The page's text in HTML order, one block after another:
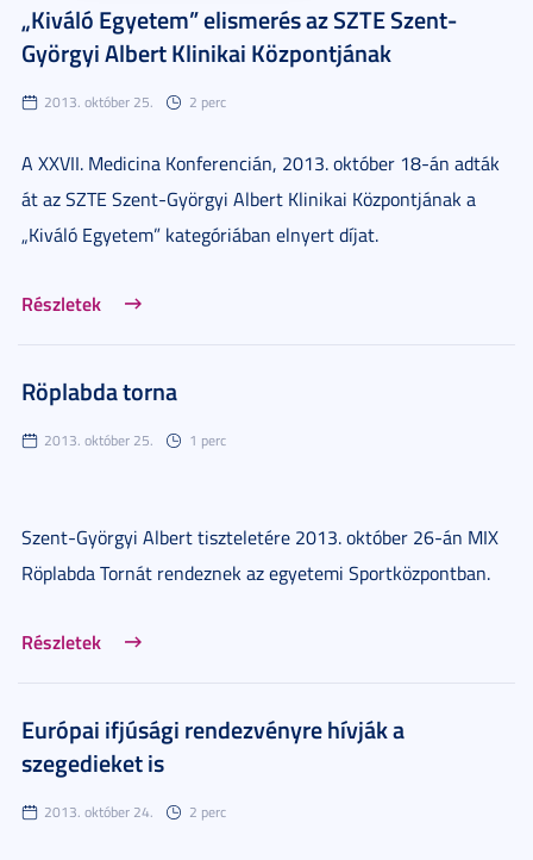
„Kiváló Egyetem” elismerés az SZTE Szent-
Györgyi Albert Klinikai Központjának
2013. október 25. 2 perc
A XXVII. Medicina Konferencián, 2013. október 18-án adták
át az SZTE Szent-Györgyi Albert Klinikai Központjának a
„Kiváló Egyetem” kategóriában elnyert díjat.
Részletek
Röplabda torna
2013. október 25. 1 perc
Szent-Györgyi Albert tiszteletére 2013. október 26-án MIX
Röplabda Tornát rendeznek az egyetemi Sportközpontban.
Részletek
Európai ifjúsági rendezvényre hívják a
szegedieket is
2013. október 24. 2 perc